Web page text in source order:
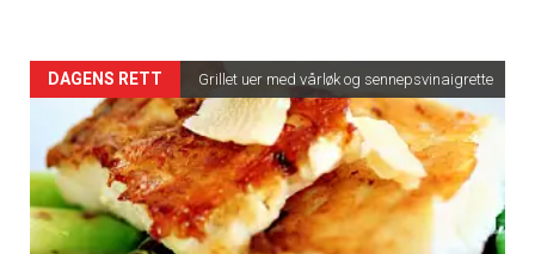
Artikler
detail
-
section
DAGENS RETT Grillet uer med vårløk og sennepsvinaigrette